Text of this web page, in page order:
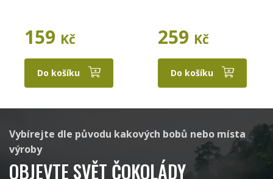
Raaka Aruntam
Cacaosuyo Beau Cacao
159 Kč
Do košíku
259 Kč
Do košíku
Vybírejte dle původu kakových bobů nebo místa
výroby
OBJEVTE SVĚT ČOKOLÁDY